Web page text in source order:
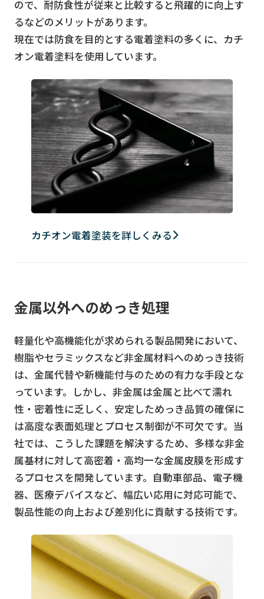
ので、耐防食性が従来と比較すると飛躍的に向上す
るなどのメリットがあります。
現在では防食を目的とする電着塗料の多くに、カチ
オン電着塗料を使用しています。
カチオン電着塗装を詳しくみる
金属以外へのめっき処理
軽量化や高機能化が求められる製品開発において、
樹脂やセラミックスなど非金属材料へのめっき技術
は、金属代替や新機能付与のための有力な手段とな
っています。しかし、非金属は金属と比べて濡れ
性・密着性に乏しく、安定しためっき品質の確保に
は高度な表面処理とプロセス制御が不可欠です。当
社では、こうした課題を解決するため、多様な非金
属基材に対して高密着・高均一な金属皮膜を形成す
るプロセスを開発しています。自動車部品、電子機
器、医療デバイスなど、幅広い応用に対応可能で、
製品性能の向上および差別化に貢献する技術です。